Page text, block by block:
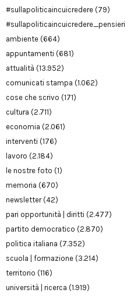
#sullapoliticaincuicredere (79)
#sullapoliticaincuicredere_pensieri
ambiente (664)
appuntamenti (681)
attualità (13.952)
comunicati stampa (1.062)
cose che scrivo (171)
cultura (2.711)
economia (2.061)
interventi (176)
lavoro (2.184)
le nostre foto (1)
memoria (670)
newsletter(42)
pari opportunità | diritti (2.477)
partito democratico (2.870)
politica italiana (7.352)
scuola | formazione (3.214)
territorio (116)
università | ricerca (1.919)